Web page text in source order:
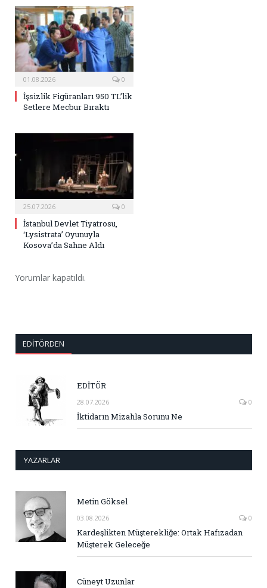
01.08.2026 0
İşsizlik Figüranları 950 TL’lik
Setlere Mecbur Bıraktı
25.07.2026 0
İstanbul Devlet Tiyatrosu,
‘Lysistrata’ Oyunuyla
Kosova’da Sahne Aldı
Yorumlar kapatıldı.
EDITÖRDEN
EDİTÖR
28.07.2026 0
İktidarın Mizahla Sorunu Ne
YAZARLAR
Metin Göksel
03.08.2026 0
Kardeşlikten Müşterekliğe: Ortak Hafızadan
Müşterek Geleceğe
Cüneyt Uzunlar